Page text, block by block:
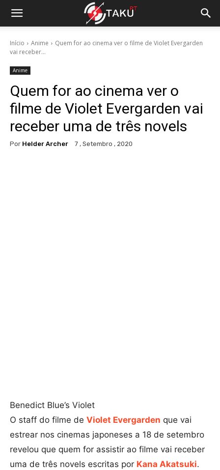
Início Anime
Quem for ao cinema ver o filme de Violet Evergarden
vai receber...
Anime
Quem for ao cinema ver o
filme de Violet Evergarden vai
receber uma de três novels
Por Helder Archer 7 , Setembro , 2020
Benedict Blue’s Violet
O staff do filme de Violet Evergarden que vai
estrear nos cinemas japoneses a 18 de setembro
revelou que quem for assistir ao filme vai receber
uma de três novels escritas por Kana Akatsuki.